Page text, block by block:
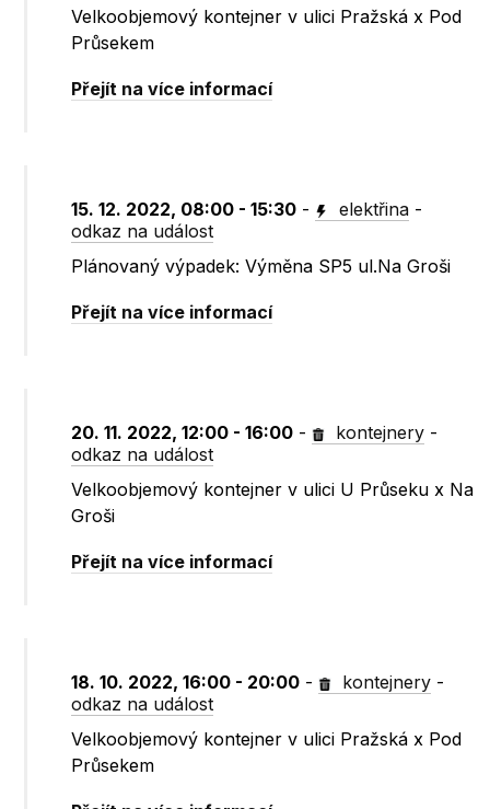
Velkoobjemový kontejner v ulici Pražská x Pod
Průsekem
Přejít na více informací
15. 12. 2022, 08:00 - 15:30 - elektřina -
odkaz na událost
Plánovaný výpadek: Výměna SP5 ul.Na Groši
Přejít na více informací
20. 11. 2022, 12:00 - 16:00 - kontejnery -
odkaz na událost
Velkoobjemový kontejner v ulici U Průseku x Na
Groši
Přejít na více informací
18. 10. 2022, 16:00 - 20:00 - kontejnery -
odkaz na událost
Velkoobjemový kontejner v ulici Pražská x Pod
Průsekem